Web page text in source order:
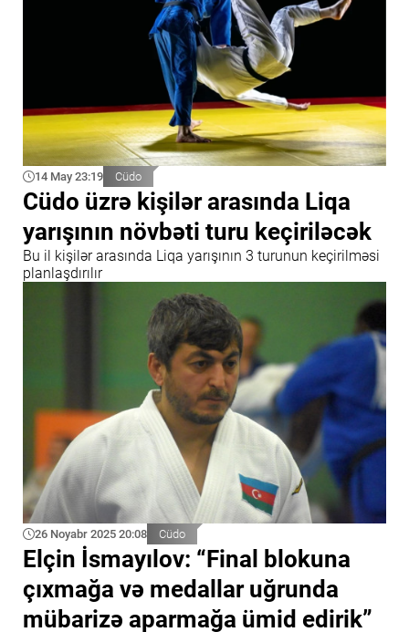
14 May 23:19 Cüdo
Cüdo üzrə kişilər arasında Liqa
yarışının növbəti turu keçiriləcək
Bu il kişilər arasında Liqa yarışının 3 turunun keçirilməsi
planlaşdırılır
26 Noyabr 2025 20:08 Cüdo
Elçin İsmayılov: “Final blokuna
çıxmağa və medallar uğrunda
mübarizə aparmağa ümid edirik”